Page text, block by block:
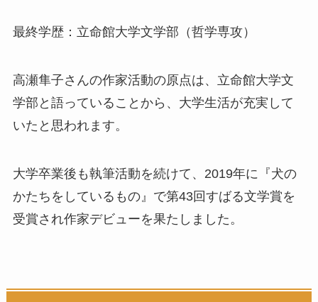
最終学歴：立命館大学文学部（哲学専攻）
高瀬隼子さんの作家活動の原点は、立命館大学文
学部と語っていることから、大学生活が充実して
いたと思われます。
大学卒業後も執筆活動を続けて、2019年に『犬の
かたちをしているもの』で第43回すばる文学賞を
受賞され作家デビューを果たしました。